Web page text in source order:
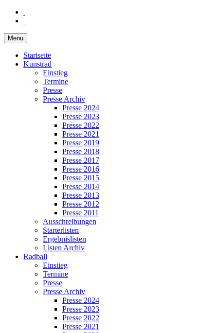
Menu
Startseite
Kunstrad
Einstieg
Termine
Presse
Presse Archiv
Presse 2024
Presse 2023
Presse 2022
Presse 2021
Presse 2019
Presse 2018
Presse 2017
Presse 2016
Presse 2015
Presse 2014
Presse 2013
Presse 2012
Presse 2011
Ausschreibungen
Starterlisten
Ergebnislisten
Listen Archiv
Radball
Einstieg
Termine
Presse
Presse Archiv
Presse 2024
Presse 2023
Presse 2022
Presse 2021